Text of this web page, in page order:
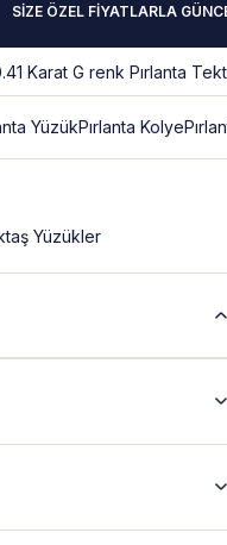
SİZE ÖZEL FİYATLARLA
YüzükPırlanta Kolye